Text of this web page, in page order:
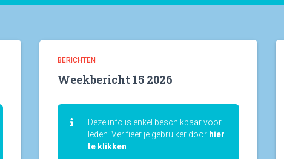
BERICHTEN
Weekbericht 15 2026
Deze info is enkel beschikbaar voor
leden. Verifieer je gebruiker door hier
te klikken